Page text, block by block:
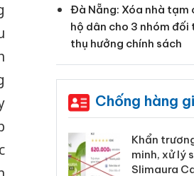
Đà Nẵng: Xóa nhà tạm
hộ dân cho 3 nhóm
thụ hưởng chính sách
Chống hàng
Tiêu hủy
hàng ngàn
nhập lậu,
Khẩn
minh, xử lý
Slimaura